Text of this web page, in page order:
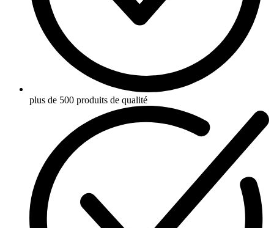
plus de 500 produits de qualité